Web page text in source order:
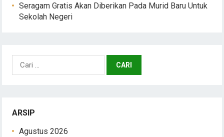
Seragam Gratis Akan Diberikan Pada Murid Baru Untuk
Sekolah Negeri
untuk:
ARSIP
Agustus 2026